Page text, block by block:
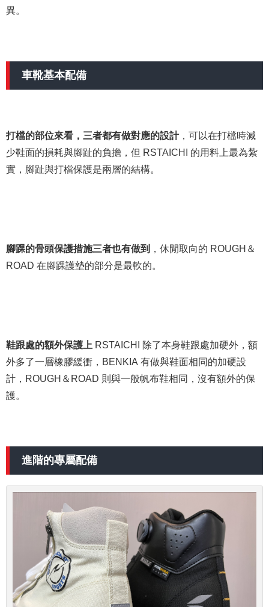
異。
車靴基本配備
打檔的部位來看，三者都有做對應的設計，可以在打檔時減
少鞋面的損耗與腳趾的負擔，但 RSTAICHI 的用料上最為紮
實，腳趾與打檔保護是兩層的結構。
腳踝的骨頭保護措施三者也有做到
，休閒取向的 ROUGH＆
ROAD 在腳踝護墊的部分是最軟的。
鞋跟處的額外保護上 RSTAICHI 除了本身鞋跟處加硬外，額
外多了一層橡膠緩衝，BENKIA 有做與鞋面相同的加硬設
計，ROUGH＆ROAD 則與一般帆布鞋相同，沒有額外的保
護。
進階的專屬配備